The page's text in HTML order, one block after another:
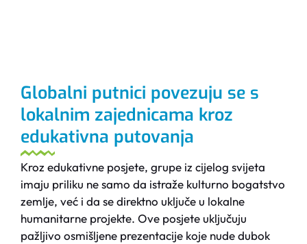
Globalni putnici povezuju se s
lokalnim zajednicama kroz
edukativna putovanja
Kroz edukativne posjete, grupe iz cijelog svijeta
imaju priliku ne samo da istraže kulturno bogatstvo
zemlje, već i da se direktno uključe u lokalne
humanitarne projekte. Ove posjete uključuju
pažljivo osmišljene prezentacije koje nude dubok